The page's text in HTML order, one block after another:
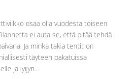
osaa olla vuodesta toiseen
ei auta se, että pitää tehdä
Ja minkä takia tentit on
täyteen pakatuissa
ja lyijyn...